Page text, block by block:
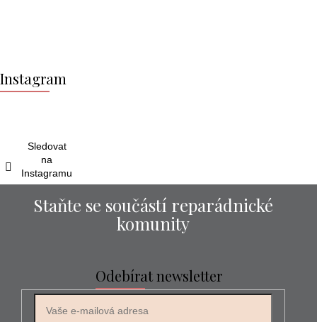
á
p
Instagram
Sledovat
na
Instagramu
Staňte se součástí reparádnické
komunity
Odebírat newsletter